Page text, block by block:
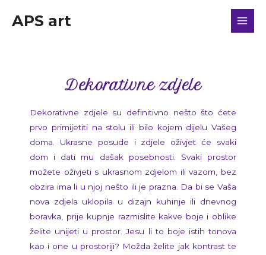
APS art
Dekorativne zdjele
Dekorativne zdjele su definitivno nešto što ćete
prvo primijetiti na stolu ili bilo kojem dijelu Vašeg
doma. Ukrasne posude i zdjele oživjet će svaki
dom i dati mu dašak posebnosti. Svaki prostor
možete oživjeti s ukrasnom zdjelom ili vazom, bez
obzira ima li u njoj nešto ili je prazna. Da bi se Vaša
nova zdjela uklopila u dizajn kuhinje ili dnevnog
boravka, prije kupnje razmislite kakve boje i oblike
želite unijeti u prostor. Jesu li to boje istih tonova
kao i one u prostoriji? Možda želite jak kontrast te